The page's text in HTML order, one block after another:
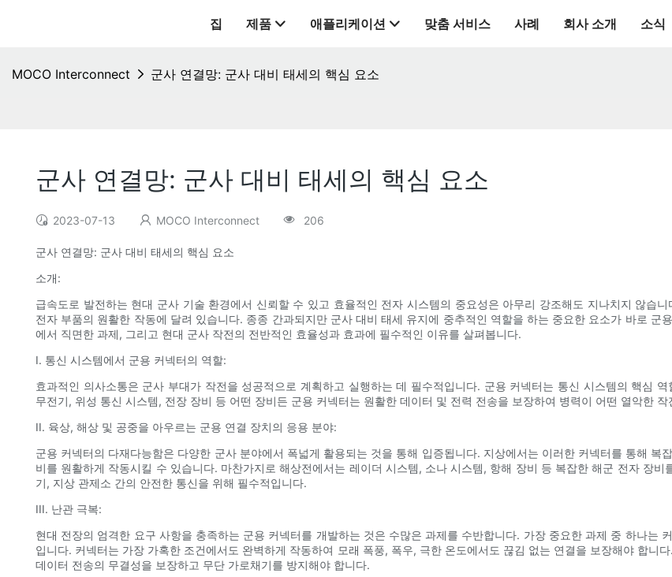
집 제품 애플리케이션 맞춤 서비스 사례 회사 소개 소식
MOCO Interconnect 군사 연결망: 군사 대비 태세의 핵심 요소
군사 연결망: 군사 대비 태세의 핵심 요소
2023-07-13 MOCO Interconnect 206
군사 연결망: 군사 대비 태세의 핵심 요소
소개:
급속도로 발전하는 현대 군사 기술 환경에서 신뢰할 수 있고 효율적인 전자 시스템의 중요성은 아무리 강조해도 지나치지 않습
전자 부품의 원활한 작동에 달려 있습니다. 종종 간과되지만 군사 대비 태세 유지에 중추적인 역할을 하는 중요한 요소가 바로 군
에서 직면한 과제, 그리고 현대 군사 작전의 전반적인 효율성과 효과에 필수적인 이유를 살펴봅니다.
I. 통신 시스템에서 군용 커넥터의 역할:
효과적인 의사소통은 군사 부대가 작전을 성공적으로 계획하고 실행하는 데 필수적입니다. 군용 커넥터는 통신 시스템의 핵심
무전기, 위성 통신 시스템, 전장 장비 등 어떤 장비든 군용 커넥터는 원활한 데이터 및 전력 전송을 보장하여 병력이 어떤 열악한
II. 육상, 해상 및 공중을 아우르는 군용 연결 장치의 응용 분야:
군용 커넥터의 다재다능함은 다양한 군사 분야에서 폭넓게 활용되는 것을 통해 입증됩니다. 지상에서는 이러한 커넥터를 통해
비를 원활하게 작동시킬 수 있습니다. 마찬가지로 해상전에서는 레이더 시스템, 소나 시스템, 항해 장비 등 복잡한 해군 전자 장
기, 지상 관제소 간의 안전한 통신을 위해 필수적입니다.
III. 난관 극복:
현대 전장의 엄격한 요구 사항을 충족하는 군용 커넥터를 개발하는 것은 수많은 과제를 수반합니다. 가장 중요한 과제 중 하나는
입니다. 커넥터는 가장 가혹한 조건에서도 완벽하게 작동하여 모래 폭풍, 폭우, 극한 온도에서도 끊김 없는 연결을 보장해야 합니
데이터 전송의 무결성을 보장하고 무단 가로채기를 방지해야 합니다.